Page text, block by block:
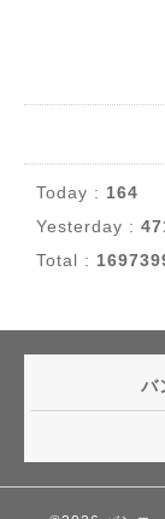
Today : 164
Yesterday :
Total :
バ